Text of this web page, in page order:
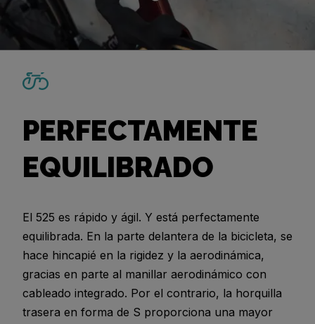
PERFECTAMENTE
EQUILIBRADO
El 525 es rápido y ágil. Y está perfectamente
equilibrada. En la parte delantera de la bicicleta, se
hace hincapié en la rigidez y la aerodinámica,
gracias en parte al manillar aerodinámico con
cableado integrado. Por el contrario, la horquilla
trasera en forma de S proporciona una mayor